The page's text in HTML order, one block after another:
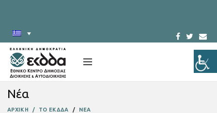
Νέα
ΑΡΧΙΚΗ ΤΟ ΕΚΔΔΑ ΝΕΑ